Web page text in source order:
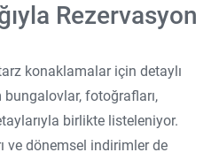
Rezervasyon
konaklamalar için detaylı
fotoğrafları,
birlikte listeleniyor.
ve dönemsel indirimler de